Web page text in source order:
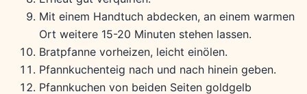
Mit einem Handtuch abdecken, an einem warmen
Ort weitere 15-20 Minuten stehen lassen.
Bratpfanne vorheizen, leicht einölen.
Pfannkuchenteig nach und nach hinein geben.
Pfannkuchen von beiden Seiten goldgelb